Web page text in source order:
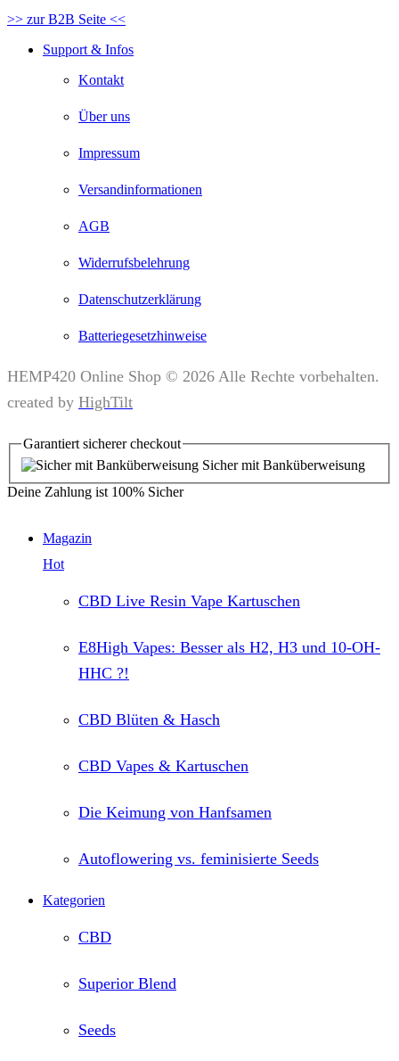
>> zur B2B Seite <<
Support & Infos
Kontakt
Über uns
Impressum
Versandinformationen
AGB
Widerrufsbelehrung
Datenschutzerklärung
Batteriegesetzhinweise
HEMP420 Online Shop © 2026 Alle Rechte vorbehalten.
created by HighTilt
Garantiert sicherercheckout
Sicher mit Banküberweisung
Deine Zahlung ist 100% Sicher
Magazin
Hot
CBD Live Resin Vape Kartuschen
E8High Vapes: Besser als H2, H3 und 10-OH-
HHC ?!
CBD Blüten & Hasch
CBD Vapes & Kartuschen
Die Keimung von Hanfsamen
Autoflowering vs. feminisierte Seeds
Kategorien
CBD
Superior Blend
Seeds